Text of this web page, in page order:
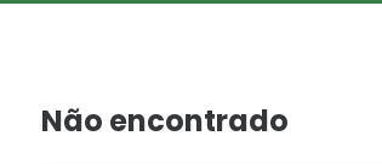
Não encontrado